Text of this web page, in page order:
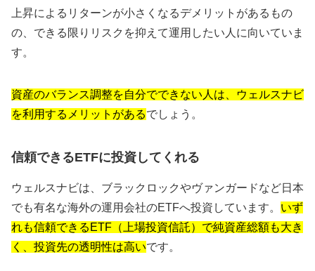
上昇によるリターンが小さくなるデメリットがあるもの
の、できる限りリスクを抑えて運用したい人に向いていま
す。
資産のバランス調整を自分でできない人は、ウェルスナビ
を利用するメリットがあるでしょう。
信頼できるETFに投資してくれる
ウェルスナビは、ブラックロックやヴァンガードなど日本
でも有名な海外の運用会社のETFへ投資しています。 いず
れも信頼できるETF（上場投資信託）で純資産総額も大き
く、投資先の透明性は高いです。